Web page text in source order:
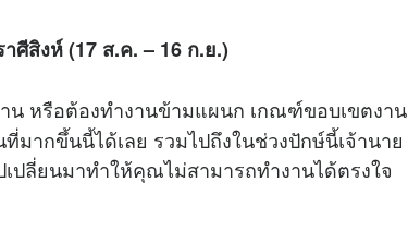
าศีสิงห์ (17 ส.ค. – 16 ก.ย.)
หรือต้องทำงานข้ามแผนก เกณฑ์ขอบเขตงาน
ากขึ้นนี้ได้เลย รวมไปถึงในช่วงปักษ์นี้เจ้านาย
ปลี่ยนมาทำให้คุณไม่สามารถทำงานได้ตรงใจ